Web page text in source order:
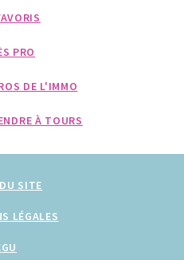
PRO
DE L'IMMO
À TOURS
SITE
LÉGALES